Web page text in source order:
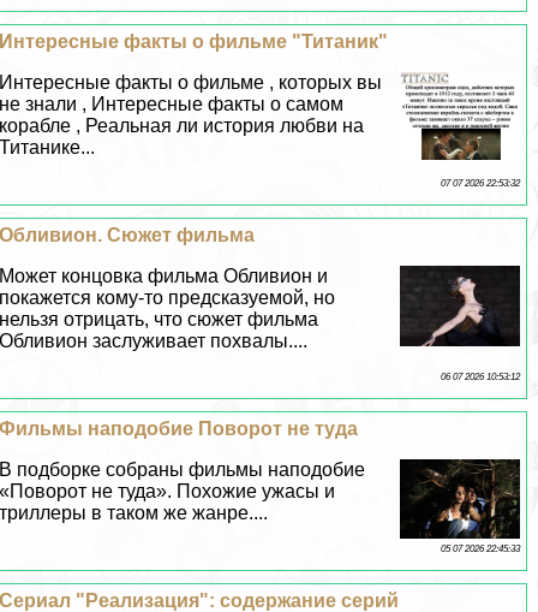
Интересные факты о фильме "Титаник"
Интересные факты о фильме , которых вы
не знали , Интересные факты о самом
корабле , Реальная ли история любви на
Титанике...
07 07 2026 22:53:32
Обливион. Сюжет фильма
Может концовка фильма Обливион и
покажется кому-то предсказуемой, но
нельзя отрицать, что сюжет фильма
Обливион заслуживает похвалы....
06 07 2026 10:53:12
Фильмы наподобие Поворот не туда
В подборке собраны фильмы наподобие
«Поворот не туда». Похожие ужасы и
триллеры в таком же жанре....
05 07 2026 22:45:33
Сериал "Реализация": содержание серий